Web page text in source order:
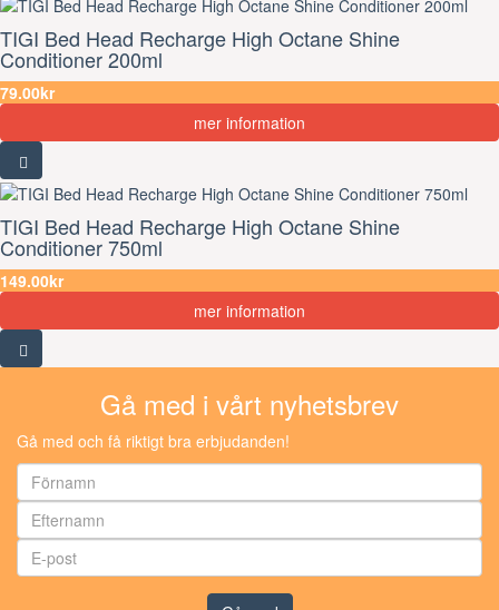
TIGI Bed Head Recharge High Octane Shine
Conditioner 200ml
79.00kr
mer information
TIGI Bed Head Recharge High Octane Shine
Conditioner 750ml
149.00kr
mer information
Gå med i vårt nyhetsbrev
Gå med och få riktigt bra erbjudanden!